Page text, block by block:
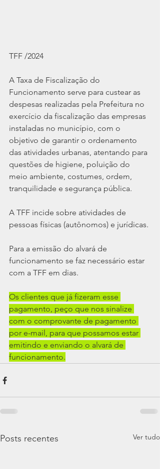
TFF /2024
A Taxa de Fiscalização do
Funcionamento serve para custear as
despesas realizadas pela Prefeitura no
exercício da fiscalização das empresas
instaladas no município, com o
objetivo de garantir o ordenamento
das atividades urbanas, atentando para
questões de higiene, poluição do
meio ambiente, costumes, ordem,
tranquilidade e segurança pública.
A TFF incide sobre atividades de
pessoas físicas (autônomos) e jurídicas.
Para a emissão do alvará de
funcionamento se faz necessário estar
com a TFF em dias.
Os clientes que já fizeram esse
pagamento, peço que nos sinalize
com o comprovante de pagamento
por e-mail, para que possamos estar
emitindo e enviando o alvará de
funcionamento.
Posts recentes Ver tudo